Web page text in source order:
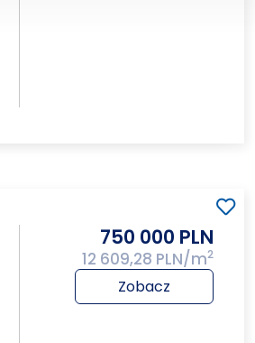
750 000 PLN
12 609,28 PLN/m2
Zobacz